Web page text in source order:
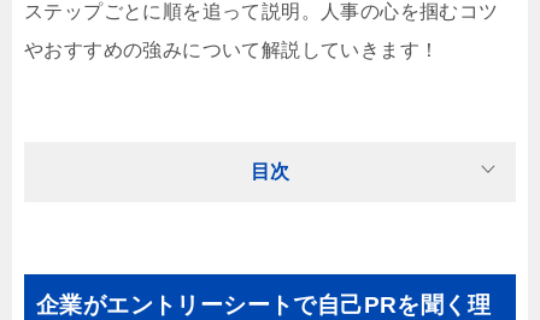
ステップごとに順を追って説明。人事の心を掴むコツ
やおすすめの強みについて解説していきます！
目次
企業がエントリーシートで自己PRを聞く理